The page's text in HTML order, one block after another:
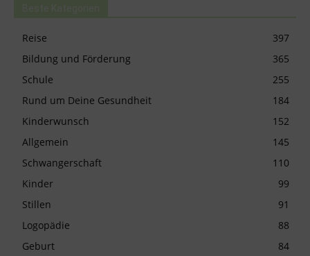
Reise
397
Bildung und Förderung
365
Schule
255
Rund um Deine Gesundheit
184
Kinderwunsch
152
Allgemein
145
Schwangerschaft
110
Kinder
99
Stillen
91
Logopädie
88
Geburt
84